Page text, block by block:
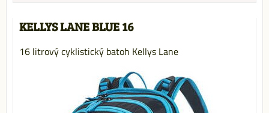
KELLYS LANE BLUE 16
16 litrový cyklistický batoh Kellys Lane